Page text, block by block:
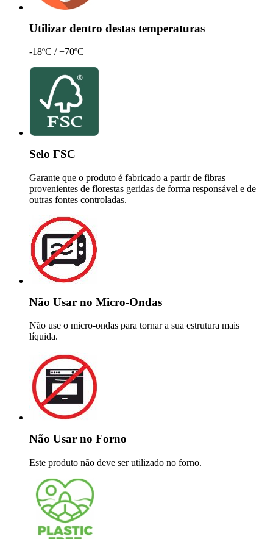
Utilizar dentro destas temperaturas
-18ºC / +70ºC
Selo FSC
Garante que o produto é fabricado a partir de fibras
provenientes de florestas geridas de forma responsável e de
outras fontes controladas.
Não Usar no Micro-Ondas
Não use o micro-ondas para tornar a sua estrutura mais
líquida.
Não Usar no Forno
Este produto não deve ser utilizado no forno.